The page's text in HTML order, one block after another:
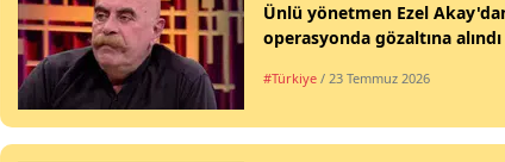
Ünlü yönetmen Ezel
operasyonda gözaltına alındı
#Türkiye / 23 Temmuz 2026